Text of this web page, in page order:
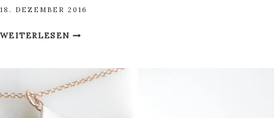
18. DEZEMBER 2016
WEITERLESENAQUARELL